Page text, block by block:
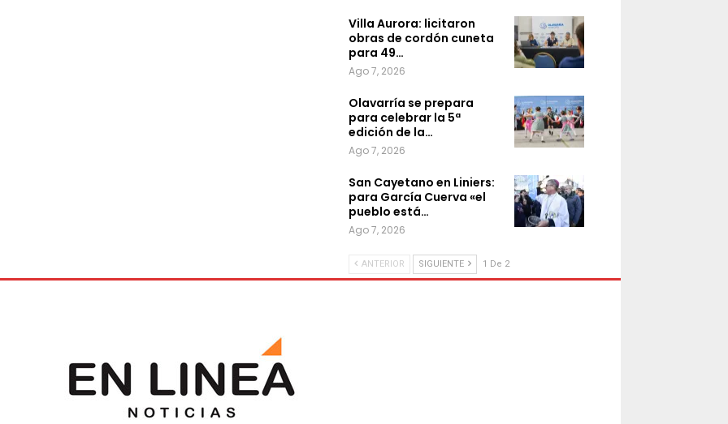
Villa Aurora: licitaron
obras de cordón cuneta
para 49…
Ago 7, 2026
Olavarría se prepara
para celebrar la 5ª
edición de la…
Ago 7, 2026
San Cayetano en Liniers:
para García Cuerva «el
pueblo está…
Ago 7, 2026
ANTERIOR SIGUIENTE 1 De 2